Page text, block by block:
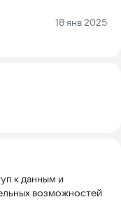
на главном
незначительно
чтобы убедиться в
Дата:
18 янв 2025
к данным и
возможностей